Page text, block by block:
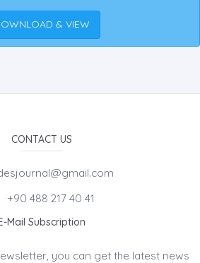
& VIEW
CONTACT US
+90 488 217 40 41
Mail Subscription
you can get the latest news